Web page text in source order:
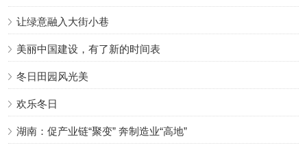
让绿意融入大街小巷
美丽中国建设，有了新的时间表
冬日田园风光美
欢乐冬日
湖南：促产业链“聚变” 奔制造业“高地”